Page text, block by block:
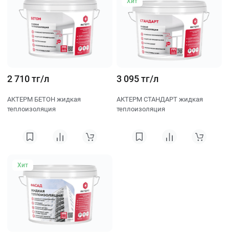
2 710 тг/л
АКТЕРМ БЕТОН жидкая
теплоизоляция
3 095 тг/л
АКТЕРМ СТАНДАРТ жидкая
теплоизоляция
Хит